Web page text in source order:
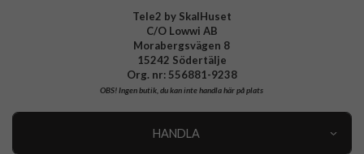
Tele2 by SkalHuset
C/O Lowwi AB
Morabergsvägen 8
15242 Södertälje
Org. nr: 556881-9238
OBS!Ingen butik, du kan inte handla här på plats
HANDLA